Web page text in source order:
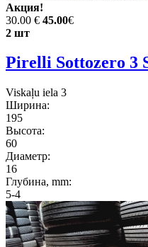
Акция!
30.00 € 45.00€
2 шт
Pirelli Sottozero 3
Viskaļu iela 3
Ширина:
195
Высота:
60
Диаметр:
16
Глубина, mm:
5-4